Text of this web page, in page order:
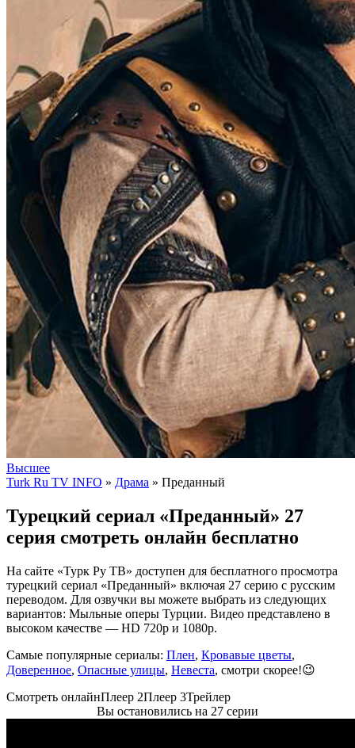
Высшее
Turk Ru TV INFO » Драма » Преданный
Турецкий сериал «Преданный» 27
серия смотреть онлайн бесплатно
На сайте «Турк Ру ТВ» доступен для бесплатного просмотра
турецкий сериал «Преданный» включая 27 серию с русским
переводом. Для озвучки вы можете выбрать из следующих
вариантов: Мыльные оперы Турции. Видео представлено в
высоком качестве — HD 720p и 1080p.
Самые популярные сериалы: Плен, Кровавые цветы,
Доверенное, Опасные улицы, Невеста, смотри скорее!😉
Смотреть онлайнПлеер 2Плеер 3Трейлер
Вы остановились на 27 серии